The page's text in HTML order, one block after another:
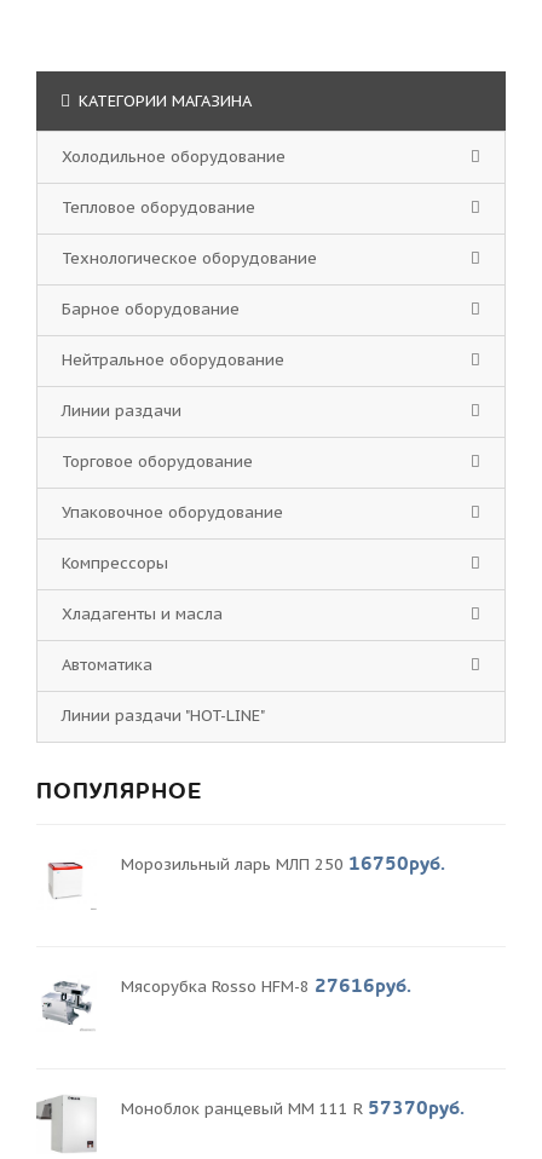
КАТЕГОРИИ МАГАЗИНА
Холодильное оборудование
Тепловое оборудование
Технологическое оборудование
Барное оборудование
Нейтральное оборудование
Линии раздачи
Торговое оборудование
Упаковочное оборудование
Компрессоры
Хладагенты и масла
Автоматика
Линии раздачи "HOT-LINE"
ПОПУЛЯРНОЕ
Морозильный ларь МЛП 250 16750руб.
Мясорубка Rosso HFM-8 27616руб.
Моноблок ранцевый MM 111 R 57370руб.